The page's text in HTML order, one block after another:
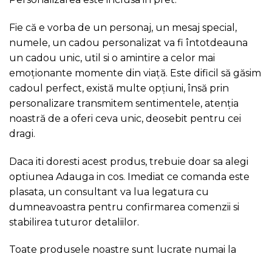
Fie că e vorba de un personaj, un mesaj special,
numele, un cadou personalizat va fi întotdeauna
un cadou unic, util si o amintire a celor mai
emoționante momente din viață. Este dificil să găsim
cadoul perfect, există multe opțiuni, însă prin
personalizare transmitem sentimentele, atenția
noastră de a oferi ceva unic, deosebit pentru cei
dragi.
Daca iti doresti acest produs, trebuie doar sa alegi
optiunea Adauga in cos. Imediat ce comanda este
plasata, un consultant va lua legatura cu
dumneavoastra pentru confirmarea comenzii si
stabilirea tuturor detaliilor.
Toate produsele noastre sunt lucrate numai la